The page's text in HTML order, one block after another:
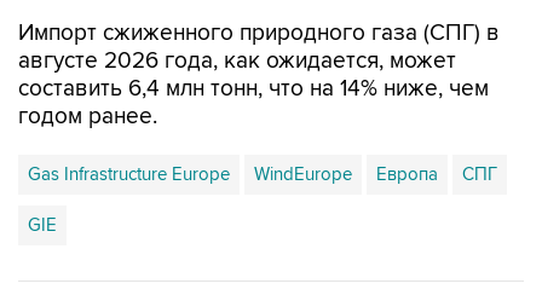
Импорт сжиженного природного газа (СПГ) в
августе 2026 года, как ожидается, может
составить 6,4 млн тонн, что на 14% ниже, чем
годом ранее.
Gas Infrastructure Europe WindEurope Европа СПГ
GIE